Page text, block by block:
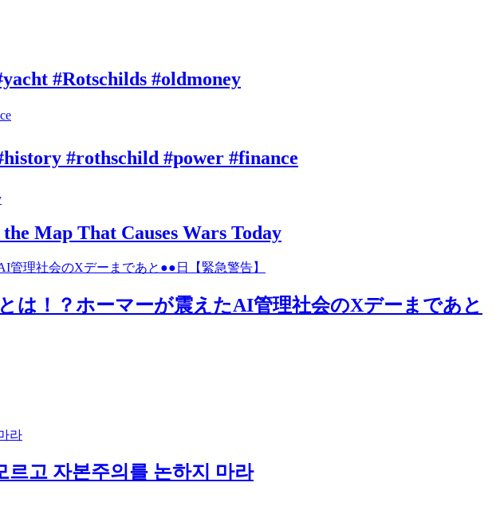
#Rotschilds #oldmoney
#rothschild #power #finance
Map That Causes Wars Today
は！？ホーマーが震えたAI管理社会のXデーまであと
르고 자본주의를 논하지 마라